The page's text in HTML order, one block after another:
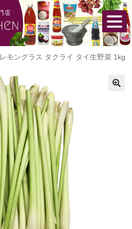
レモングラス タクライ タイ生野菜 1kg